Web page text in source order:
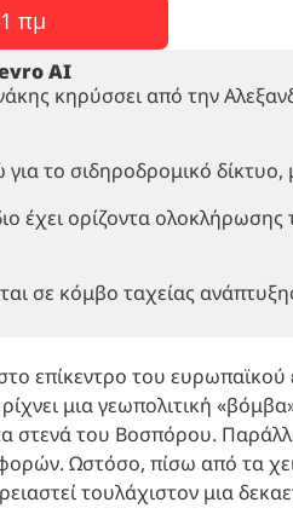
πμ
AI
κηρύσσει από την
το σιδηροδρομικό
έχει ορίζοντα
σε κόμβο ταχείας
επίκεντρο του
μια γεωπολιτική
στενά του Βοσπόρου.
Ωστόσο, πίσω από τα
τουλάχιστον μια